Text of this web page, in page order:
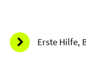
Erste Hilfe,